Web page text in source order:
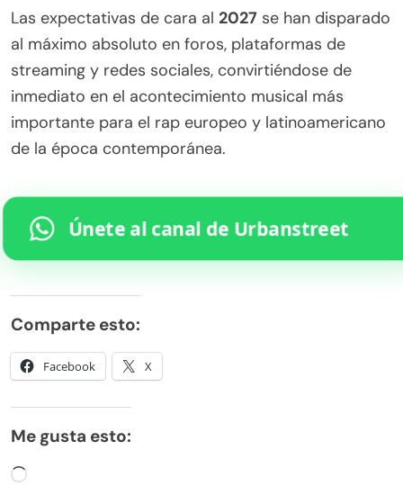
Las expectativas de cara al 2027 se han disparado
al máximo absoluto en foros, plataformas de
streaming y redes sociales, convirtiéndose de
inmediato en el acontecimiento musical más
importante para el rap europeo y latinoamericano
de la época contemporánea.
Únete al canal de Urbanstreet
Comparte esto:
Facebook X
Me gusta esto:
Cargando...